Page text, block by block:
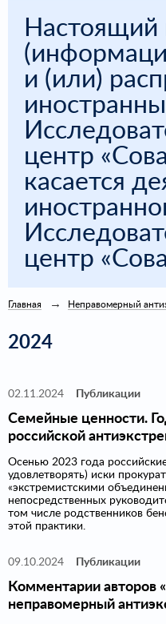
Настоящий
и (или)
центр
касается
центр
Главная Неправомерный
2024
02.11.2024 Публикации
Семейные ценности.
российской
Осенью 2023 года
удовлетворять) иски
«экстремистскими
непосредственных
том числе родственников
этой практики.
09.10.2024 Публикации
Комментарии авторов
неправомерный